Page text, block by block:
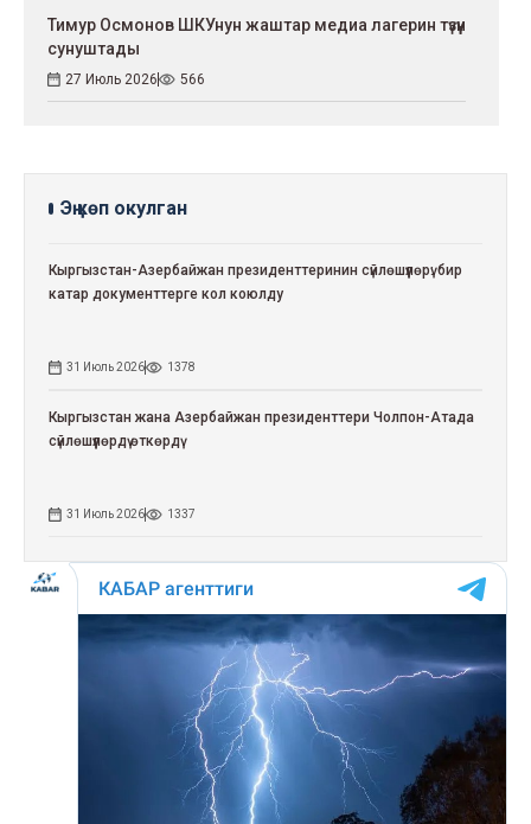
Тимур Осмонов ШКУнун жаштар медиа лагерин түзүүнү
сунуштады
27 Июль 2026 566
Эң көп окулган
Кыргызстан-Азербайжан президенттеринин сүйлөшүүлөрү: бир
катар документтерге кол коюлду
31 Июль 2026 1378
Кыргызстан жана Азербайжан президенттери Чолпон-Атада
сүйлөшүүлөрдү өткөрдү
31 Июль 2026 1337